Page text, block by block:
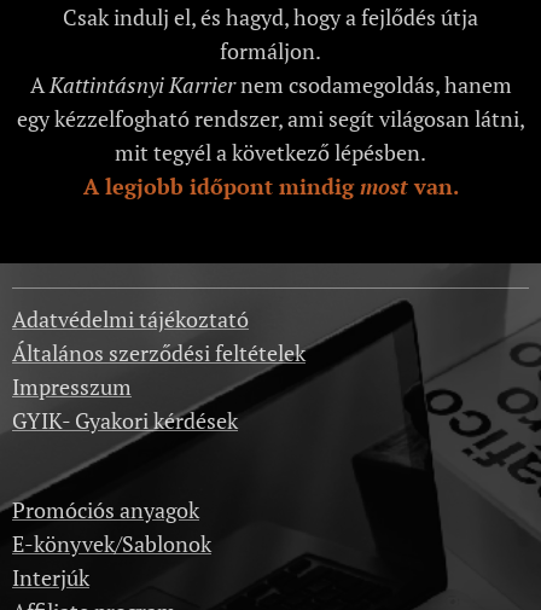
Csak indulj el, és hagyd, hogy a fejlődés útja
formáljon.
A Kattintásnyi Karriernem csodamegoldás, hanem
egy kézzelfogható rendszer, ami segít világosan látni,
mit tegyél a következő lépésben.
A legjobb időpont mindigmostvan.
Adatvédelmi tájékoztató
Általános szerződési feltételek
Impresszum
GYIK- Gyakori kérdések
Promóciós anyagok
E-könyvek/Sablonok
Interjúk